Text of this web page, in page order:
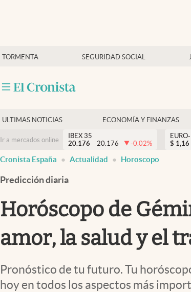
TORMENTA SEGURIDAD SOCIAL
Economía y finanzas
Criptomonedas
ULTIMAS NOTICIAS ECONOMÍA Y FINANZAS
Ir a mercados online
IBEX 35
20.176
20.176 -0.02%
$ 1,16
Cronista España Actualidad Horoscopo
Predicción diaria
Horóscopo de
amor, la salud y el
Pronóstico de tu futuro. Tu
hoy en todos los aspectos más